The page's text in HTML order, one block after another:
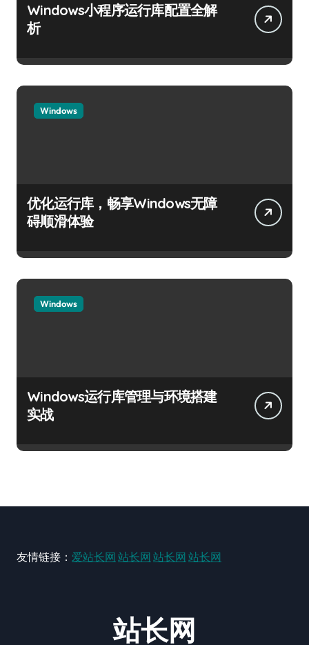
Windows小程序运行库配置全解
析
Windows
优化运行库，畅享Windows无障
碍顺滑体验
Windows
Windows运行库管理与环境搭建
实战
友情链接： 爱站长网 站长网 站长网 站长网
站长网